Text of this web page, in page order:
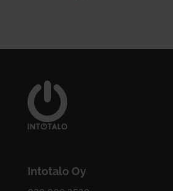
Intotalo Oy